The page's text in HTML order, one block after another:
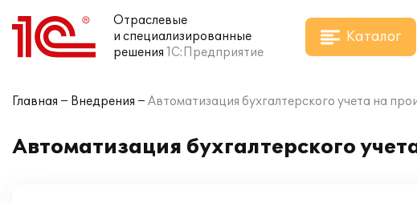
Отраслевые
и специализированные
решения 1С:Предприятие
Каталог
Главная Внедрения Автоматизация бухгалтерского учета на
Автоматизация бухгалтерского